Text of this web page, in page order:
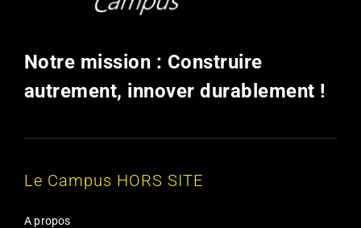
Notre mission : Construire
autrement, innover durablement !
Le Campus HORS SITE
A propos